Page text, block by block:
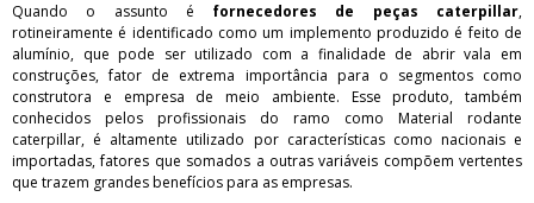
Quando o assunto é fornecedores de peças caterpillar,
rotineiramente é identificado como um implemento produzido é feito de
alumínio, que pode ser utilizado com a finalidade de abrir vala em
construções, fator de extrema importância para o segmentos como
construtora e empresa de meio ambiente. Esse produto, também
conhecidos pelos profissionais do ramo como Material rodante
caterpillar, é altamente utilizado por características como nacionais e
importadas, fatores que somados a outras variáveis compõem vertentes
que trazem grandes benefícios para as empresas.